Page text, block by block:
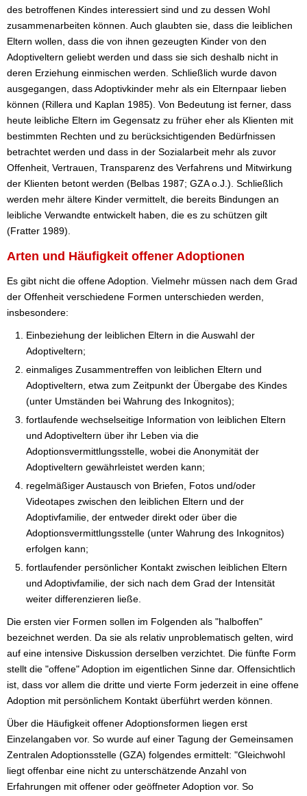
des betroffenen Kindes interessiert sind und zu dessen Wohl
zusammenarbeiten können. Auch glaubten sie, dass die leiblichen
Eltern wollen, dass die von ihnen gezeugten Kinder von den
Adoptiveltern geliebt werden und dass sie sich deshalb nicht in
deren Erziehung einmischen werden. Schließlich wurde davon
ausgegangen, dass Adoptivkinder mehr als ein Elternpaar lieben
können (Rillera und Kaplan 1985). Von Bedeutung ist ferner, dass
heute leibliche Eltern im Gegensatz zu früher eher als Klienten mit
bestimmten Rechten und zu berücksichtigenden Bedürfnissen
betrachtet werden und dass in der Sozialarbeit mehr als zuvor
Offenheit, Vertrauen, Transparenz des Verfahrens und Mitwirkung
der Klienten betont werden (Belbas 1987; GZA o.J.). Schließlich
werden mehr ältere Kinder vermittelt, die bereits Bindungen an
leibliche Verwandte entwickelt haben, die es zu schützen gilt
(Fratter 1989).
Arten und Häufigkeit offener Adoptionen
Es gibt nicht die offene Adoption. Vielmehr müssen nach dem Grad
der Offenheit verschiedene Formen unterschieden werden,
insbesondere:
Einbeziehung der leiblichen Eltern in die Auswahl der
Adoptiveltern;
einmaliges Zusammentreffen von leiblichen Eltern und
Adoptiveltern, etwa zum Zeitpunkt der Übergabe des Kindes
(unter Umständen bei Wahrung des Inkognitos);
fortlaufende wechselseitige Information von leiblichen Eltern
und Adoptiveltern über ihr Leben via die
Adoptionsvermittlungsstelle, wobei die Anonymität der
Adoptiveltern gewährleistet werden kann;
regelmäßiger Austausch von Briefen, Fotos und/oder
Videotapes zwischen den leiblichen Eltern und der
Adoptivfamilie, der entweder direkt oder über die
Adoptionsvermittlungsstelle (unter Wahrung des Inkognitos)
erfolgen kann;
fortlaufender persönlicher Kontakt zwischen leiblichen Eltern
und Adoptivfamilie, der sich nach dem Grad der Intensität
weiter differenzieren ließe.
Die ersten vier Formen sollen im Folgenden als "halboffen"
bezeichnet werden. Da sie als relativ unproblematisch gelten, wird
auf eine intensive Diskussion derselben verzichtet. Die fünfte Form
stellt die "offene" Adoption im eigentlichen Sinne dar. Offensichtlich
ist, dass vor allem die dritte und vierte Form jederzeit in eine offene
Adoption mit persönlichem Kontakt überführt werden können.
Über die Häufigkeit offener Adoptionsformen liegen erst
Einzelangaben vor. So wurde auf einer Tagung der Gemeinsamen
Zentralen Adoptionsstelle (GZA) folgendes ermittelt: "Gleichwohl
liegt offenbar eine nicht zu unterschätzende Anzahl von
Erfahrungen mit offener oder geöffneter Adoption vor. So